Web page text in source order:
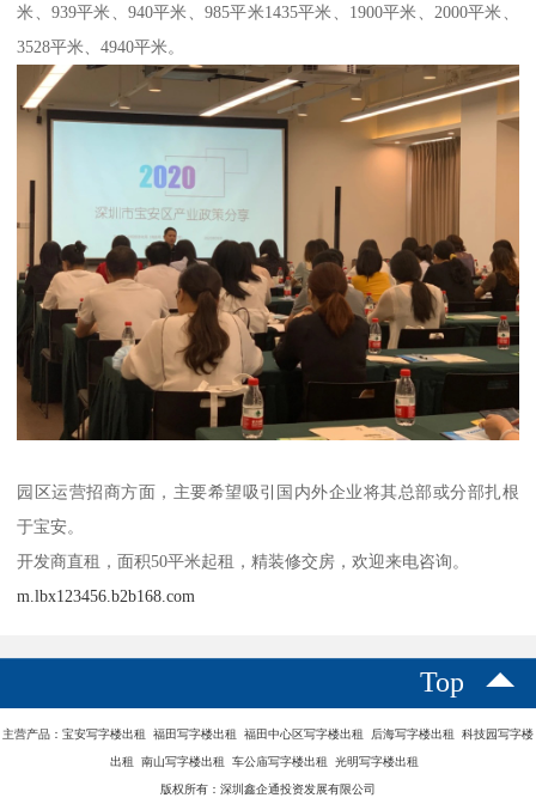
米、939平米、940平米、985平米1435平米、1900平米、2000平米、
3528平米、4940平米。
园区运营招商方面，主要希望吸引国内外企业将其总部或分部扎根
于宝安。
开发商直租，面积50平米起租，精装修交房，欢迎来电咨询。
m.lbx123456.b2b168.com
Top
主营产品：宝安写字楼出租 福田写字楼出租 福田中心区写字楼出租 后海写字楼出租 科技园写字楼
出租 南山写字楼出租 车公庙写字楼出租 光明写字楼出租
版权所有：深圳鑫企通投资发展有限公司